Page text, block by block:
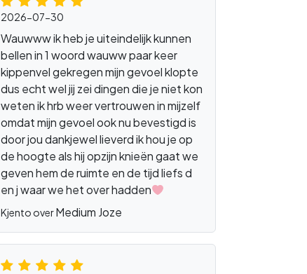
2026-07-30
Wauwww ik heb je uiteindelijk kunnen
bellen in 1 woord wauww paar keer
kippenvel gekregen mijn gevoel klopte
dus echt wel jij zei dingen die je niet kon
weten ik hrb weer vertrouwen in mijzelf
omdat mijn gevoel ook nu bevestigd is
door jou dankjewel lieverd ik hou je op
de hoogte als hij opzijn knieën gaat we
geven hem de ruimte en de tijd liefs d
en j waar we het over hadden
Kjento overMedium Joze